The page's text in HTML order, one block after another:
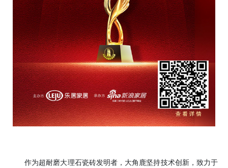
作为超耐磨大理石瓷砖发明者，大角鹿坚持技术创新，致力于